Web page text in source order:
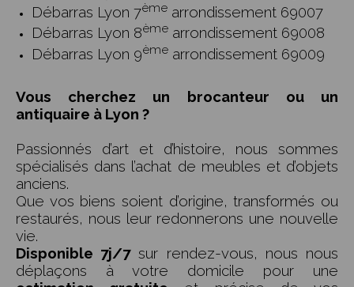
Débarras Lyon 7ème arrondissement 69007
Débarras Lyon 8ème arrondissement 69008
Débarras Lyon 9ème arrondissement 69009
Vous cherchez un brocanteur ou un
antiquaire à Lyon ?
Passionnés d’art et d’histoire, nous sommes
spécialisés dans l’achat de meubles et d’objets
anciens.
Que vos biens soient d’origine, transformés ou
restaurés, nous leur redonnerons une nouvelle
vie.
Disponible 7j/7sur rendez-vous, nous nous
déplaçons à votre domicile pour une